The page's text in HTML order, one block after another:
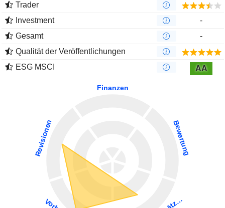
Trader
Investment
-
Gesamt
-
Qualität der Veröffentlichungen
ESG MSCI
AA